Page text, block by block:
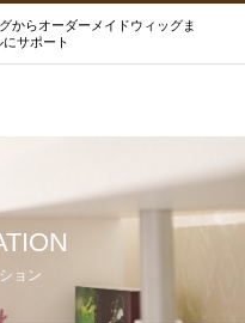
からオーダーメイドウィッグま
サポート
ョン